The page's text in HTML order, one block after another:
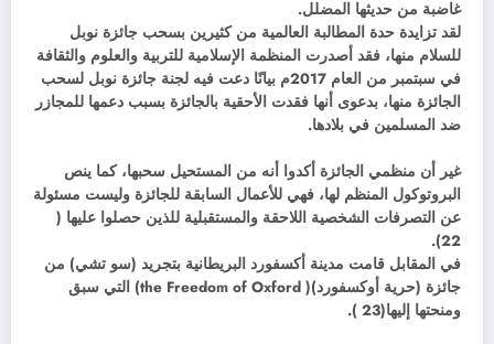
غاضبة من حديثها المضلل.
لقد تزايدة حدة المطالبة العالمية من كثيرين بسحب جائزة نوبل
للسلام منها، فقد أصدرت المنظمة الإسلامية للتربية والعلوم والثقافة
في سبتمبر من العام 2017م بيانًا دعت فيه لجنة جائزة نوبل لسحب
الجائزة منها، بدعوى أنها فقدت الأحقية بالجائزة بسبب دعمها للمجازر
ضد المسلمين في بلادها.
غير أن منظمي الجائزة أكدوا أنه من المستحيل سحبها، كما ينص
البروتوكول المنظم لها، فهي للأعمال السابقة للجائزة وليست مسئولة
عن التصرفات الشخصية اللاحقة والمستقبلية للذين حصلوا عليها (
22).
في المقابل قامت مدينة أكسفورد البريطانية بتجريد (سو تشي) من
جائزة (حرية أوكسفورد)( the Freedom of Oxford) التي سبق
ومنحتها إليها(23 ).